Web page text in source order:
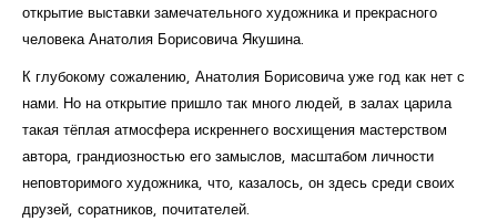
открытие выставки замечательного художника и прекрасного
человека Анатолия Борисовича Якушина.
К глубокому сожалению, Анатолия Борисовича уже год как нет с
нами. Но на открытие пришло так много людей, в залах царила
такая тёплая атмосфера искреннего восхищения мастерством
автора, грандиозностью его замыслов, масштабом личности
неповторимого художника, что, казалось, он здесь среди своих
друзей, соратников, почитателей.